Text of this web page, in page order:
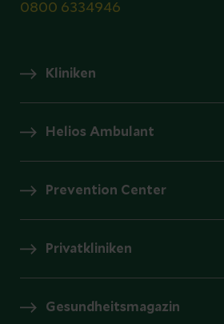
0800 6334946
Kliniken
Helios Ambulant
Prevention Center
Privatkliniken
Gesundheitsmagazin